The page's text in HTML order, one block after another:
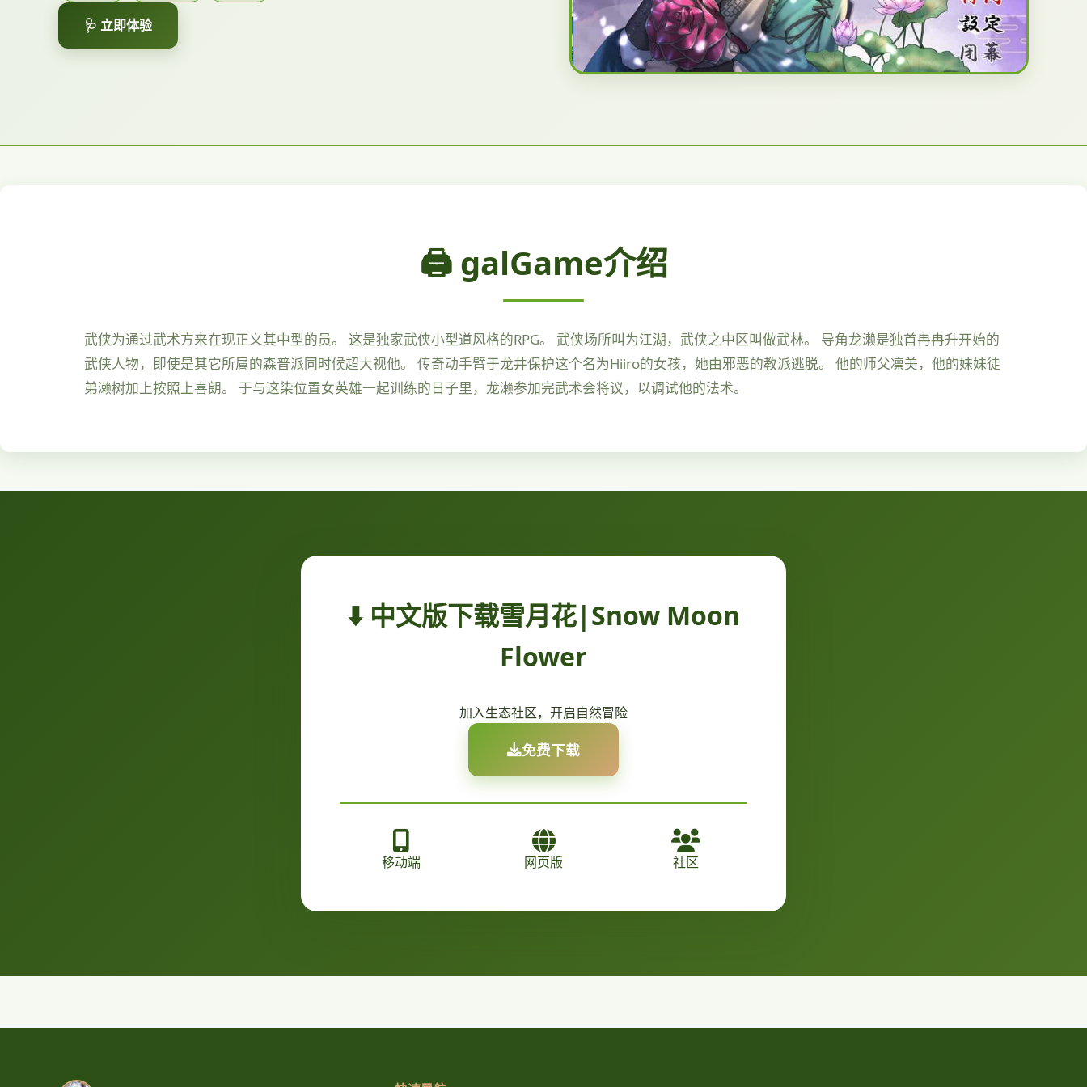
🩺 立即体验
🖨️ galGame介绍
武侠为通过武术方来在现正义其中型的员。 这是独家武侠小型道风格的RPG。 武侠场所叫为江湖，武侠之中区叫做武林。 导角龙濑是独首冉冉升开始的
武侠人物，即使是其它所属的森普派同时候超大视他。 传奇动手臂于龙井保护这个名为Hiiro的女孩，她由邪恶的教派逃脱。 他的师父凛美，他的妹妹徒
弟濑树加上按照上喜朗。 于与这柒位置女英雄一起训练的日子里，龙濑参加完武术会将议，以调试他的法术。
⬇️ 中文版下载雪月花|Snow Moon
Flower
加入生态社区，开启自然冒险
免费下载
移动端 网页版 社区